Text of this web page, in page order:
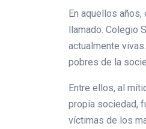
En aquellos
llamado: Colegio
actualmente
pobres de la
Entre ellos, al
propia sociedad,
víctimas de los